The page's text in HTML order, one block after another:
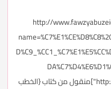
http://
"]منقول من كتاب {الخطب